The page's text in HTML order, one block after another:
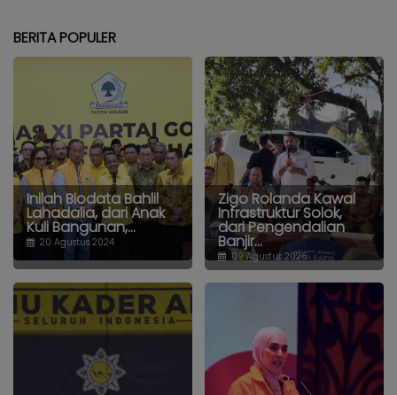
BERITA POPULER
Inilah Biodata Bahlil
Lahadalia, dari Anak
Kuli Bangunan,...
20 Agustus 2024
Zigo Rolanda Kawal
Infrastruktur Solok,
dari Pengendalian
Banjir...
09 Agustus 2026